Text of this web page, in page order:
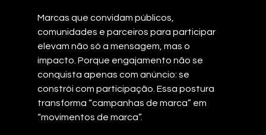
Marcas que convidam públicos,
comunidades e parceiros para participar
elevam não só a mensagem, mas o
impacto. Porque engajamento não se
conquista apenas com anúncio: se
constrói com participação. Essa postura
transforma “campanhas de marca” em
“movimentos de marca”.